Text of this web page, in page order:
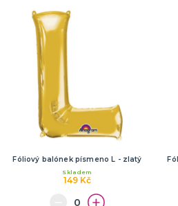
Fóliový balónek písmeno L - zlatý
149 Kč
Skladem